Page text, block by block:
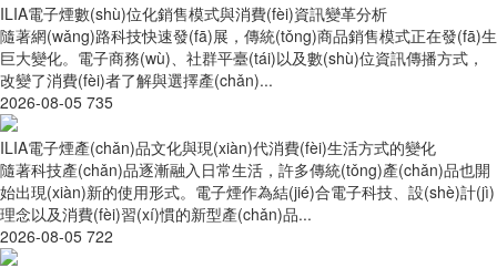
ILIA電子煙數(shù)位化銷售模式與消費(fèi)資訊變革分析
隨著網(wǎng)路科技快速發(fā)展，傳統(tǒng)商品銷售模式正在發(fā)生
巨大變化。電子商務(wù)、社群平臺(tái)以及數(shù)位資訊傳播方式，
改變了消費(fèi)者了解與選擇產(chǎn)...
2026-08-05 735
ILIA電子煙產(chǎn)品文化與現(xiàn)代消費(fèi)生活方式的變化
隨著科技產(chǎn)品逐漸融入日常生活，許多傳統(tǒng)產(chǎn)品也開
始出現(xiàn)新的使用形式。電子煙作為結(jié)合電子科技、設(shè)計(jì)
理念以及消費(fèi)習(xí)慣的新型產(chǎn)品...
2026-08-05 722